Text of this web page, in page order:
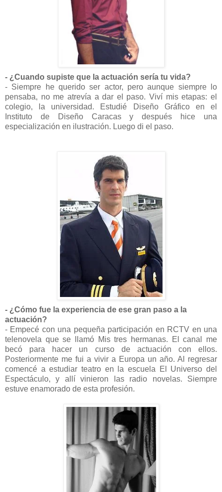
- ¿Cuando supiste que la actuación sería tu vida?
- Siempre he querido ser actor, pero aunque siempre lo
pensaba, no me atrevía a dar el paso. Viví mis etapas: el
colegio, la universidad. Estudié Diseño Gráfico en el
Instituto de Diseño Caracas y después hice una
especialización en ilustración. Luego di el paso.
- ¿Cómo fue la experiencia de ese gran paso a la
actuación?
- Empecé con una pequeña participación en RCTV en una
telenovela que se llamó Mis tres hermanas. El canal me
becó para hacer un curso de actuación con ellos.
Posteriormente me fui a vivir a Europa un año. Al regresar
comencé a estudiar teatro en la escuela El Universo del
Espectáculo, y allí vinieron las radio novelas. Siempre
estuve enamorado de esta profesión.